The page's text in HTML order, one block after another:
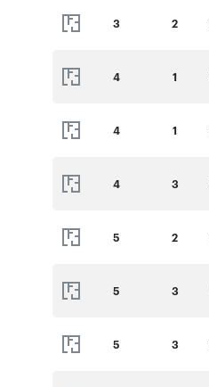
3 2
4 1
4 1
4 3
5 2
5 3
5 3